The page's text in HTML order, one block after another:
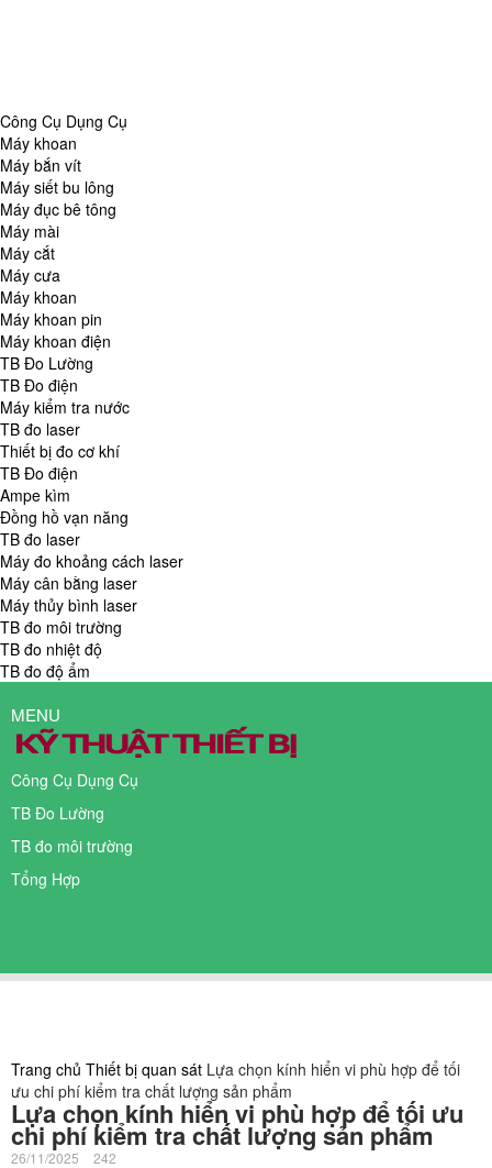
Công Cụ Dụng Cụ
Máy khoan
Máy bắn vít
Máy siết bu lông
Máy đục bê tông
Máy mài
Máy cắt
Máy cưa
Máy khoan
Máy khoan pin
Máy khoan điện
TB Đo Lường
TB Đo điện
Máy kiểm tra nước
TB đo laser
Thiết bị đo cơ khí
TB Đo điện
Ampe kìm
Đồng hồ vạn năng
TB đo laser
Máy đo khoảng cách laser
Máy cân bằng laser
Máy thủy bình laser
TB đo môi trường
TB đo nhiệt độ
TB đo độ ẩm
MENU
Công Cụ Dụng Cụ
TB Đo Lường
TB đo môi trường
Tổng Hợp
Trang chủ Thiết bị quan sát Lựa chọn kính hiển vi phù hợp để tối
ưu chi phí kiểm tra chất lượng sản phẩm
Lựa chọn kính hiển vi phù hợp để tối ưu
chi phí kiểm tra chất lượng sản phẩm
26/11/2025 242